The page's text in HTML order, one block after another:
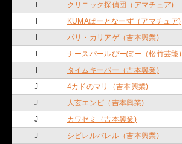
クリニック探偵団（アマチュア)
KUMAぱーとなーず（アマチュア)
パリ・カリアゲ（吉本興業)
ナースパールぴーぽー（松竹芸能)
タイムキーパー（吉本興業)
J 4カドのマリ（吉本興業)
J 人玄エンピ（吉本興業)
J カワセミ（吉本興業)
J
シビレルバレル（吉本興業)